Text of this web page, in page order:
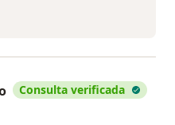
Consulta verificada